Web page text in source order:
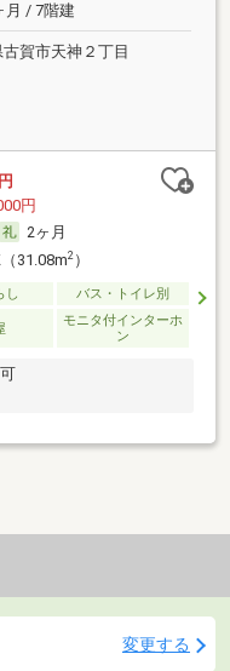
月 / 7階建
賀市天神２丁目
円
2ヶ月
31.08m2）
し バス・トイレ別
モニタ付インターホ
ン
変更する